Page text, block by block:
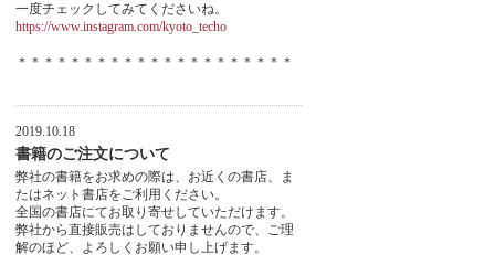
一度チェックしてみてくださいね。
https://www.instagram.com/kyoto_techo
＊＊＊＊＊＊＊＊＊＊＊＊＊＊＊＊＊＊＊＊＊
2019.10.18
書籍のご注文について
弊社の書籍をお求めの際は、お近くの書店、ま
たはネット書店をご利用ください。
全国の書店にてお取り寄せしていただけます。
弊社から直接販売はしておりませんので、ご理
解のほど、よろしくお願い申し上げます。